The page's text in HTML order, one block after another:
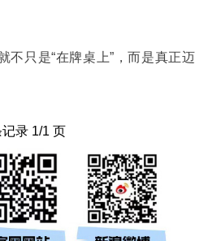
不只是“在牌桌上”，而是真正迈
记录 1/1 页